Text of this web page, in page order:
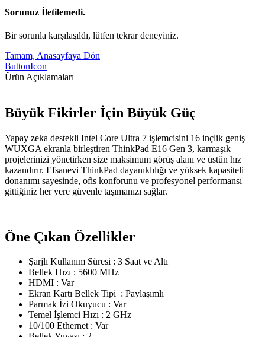
Sorunuz İletilemedi.
Bir sorunla karşılaşıldı, lütfen tekrar deneyiniz.
Tamam, Anasayfaya Dön
ButtonIcon
Ürün Açıklamaları
Büyük Fikirler İçin Büyük Güç
Yapay zeka destekli Intel Core Ultra 7 işlemcisini 16 inçlik geniş
WUXGA ekranla birleştiren ThinkPad E16 Gen 3, karmaşık
projelerinizi yönetirken size maksimum görüş alanı ve üstün hız
kazandırır. Efsanevi ThinkPad dayanıklılığı ve yüksek kapasiteli
donanımı sayesinde, ofis konforunu ve profesyonel performansı
gittiğiniz her yere güvenle taşımanızı sağlar.
Öne Çıkan Özellikler
Şarjlı Kullanım Süresi : 3 Saat ve Altı
Bellek Hızı : 5600 MHz
HDMI : Var
Ekran Kartı Bellek Tipi : Paylaşımlı
Parmak İzi Okuyucu : Var
Temel İşlemci Hızı : 2 GHz
10/100 Ethernet : Var